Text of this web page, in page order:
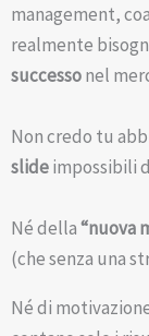
management,
realmente
successonel
Non credo tu
slideimpossibili
Né della“nuova
(che senza una
Né di